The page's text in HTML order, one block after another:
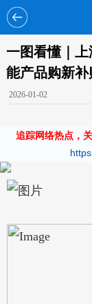
一图看懂｜
能产品购新
2026-01-02
追踪网络热点，